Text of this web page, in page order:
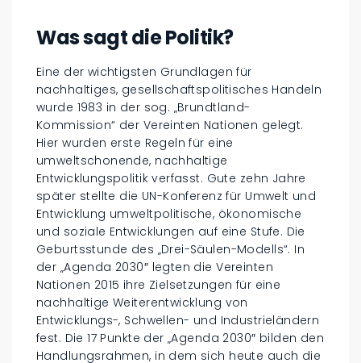
Was sagt die Politik?
Eine der wichtigsten Grundlagen für
nachhaltiges, gesellschaftspolitisches Handeln
wurde 1983 in der sog. „Brundtland-
Kommission“ der Vereinten Nationen gelegt.
Hier wurden erste Regeln für eine
umweltschonende, nachhaltige
Entwicklungspolitik verfasst. Gute zehn Jahre
später stellte die UN-Konferenz für Umwelt und
Entwicklung umweltpolitische, ökonomische
und soziale Entwicklungen auf eine Stufe. Die
Geburtsstunde des „Drei-Säulen-Modells“. In
der „Agenda 2030″ legten die Vereinten
Nationen 2015 ihre Zielsetzungen für eine
nachhaltige Weiterentwicklung von
Entwicklungs-, Schwellen- und Industrieländern
fest. Die 17 Punkte der „Agenda 2030″ bilden den
Handlungsrahmen, in dem sich heute auch die